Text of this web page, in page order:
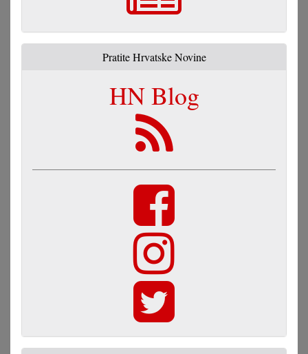
Pratite Hrvatske Novine
HN Blog